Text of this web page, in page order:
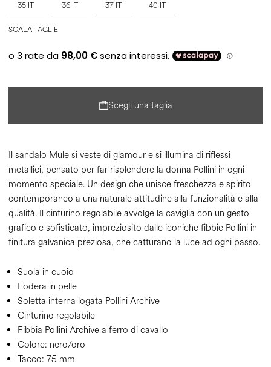
35 IT 36 IT 37 IT 40 IT
SCALA TAGLIE
Scegli una taglia
Il sandalo Mule si veste di glamour e si illumina di riflessi
metallici, pensato per far risplendere la donna Pollini in ogni
momento speciale. Un design che unisce freschezza e spirito
contemporaneo a una naturale attitudine alla funzionalità e alla
qualità. Il cinturino regolabile avvolge la caviglia con un gesto
grafico e sofisticato, impreziosito dalle iconiche fibbie Pollini in
finitura galvanica preziosa, che catturano la luce ad ogni passo.
Suola in cuoio
Fodera in pelle
Soletta interna logata Pollini Archive
Cinturino regolabile
Fibbia Pollini Archive a ferro di cavallo
Colore: nero/oro
Tacco: 75 mm